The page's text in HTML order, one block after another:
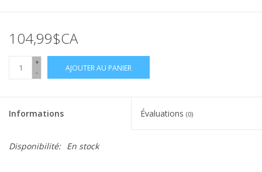
104,99$CA
+
-
AJOUTER AU PANIER
Informations Évaluations (0)
Disponibilité: En stock